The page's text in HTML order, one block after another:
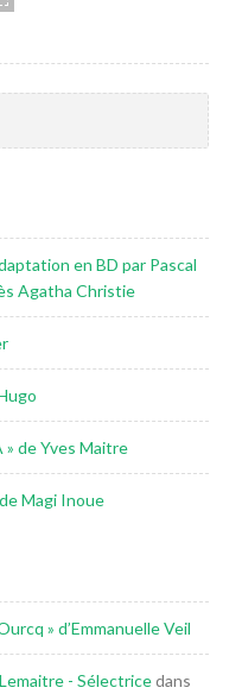
en BD par Pascal
Agatha Christie
de Yves Maitre
Magi Inoue
» d’Emmanuelle Veil
- Sélectricedans